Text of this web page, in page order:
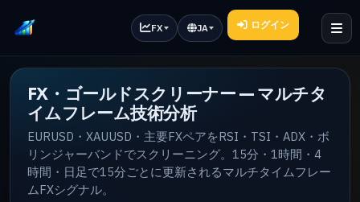
FX JA ログイン
FX・ゴールドスクリーナー — マルチタ
イムフレーム技術分析
EURUSD・XAUUSD・主要FXペアをRSI・TSI・ADX・ボ
リンジャーバンドでスクリーニング。15分・1時間・4
時間・日足で15分ごとに更新されるマルチタイムフレー
ムFXシグナル。